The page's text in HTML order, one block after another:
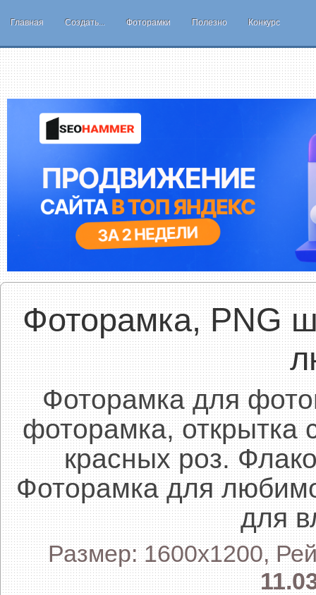
Главная Создать... Фоторамки Полезно Конкурс
Фоторамка, PNG
Фоторамка для
фоторамка, открытка
красных роз.
Фоторамка для
для
Размер: 1600x1200,